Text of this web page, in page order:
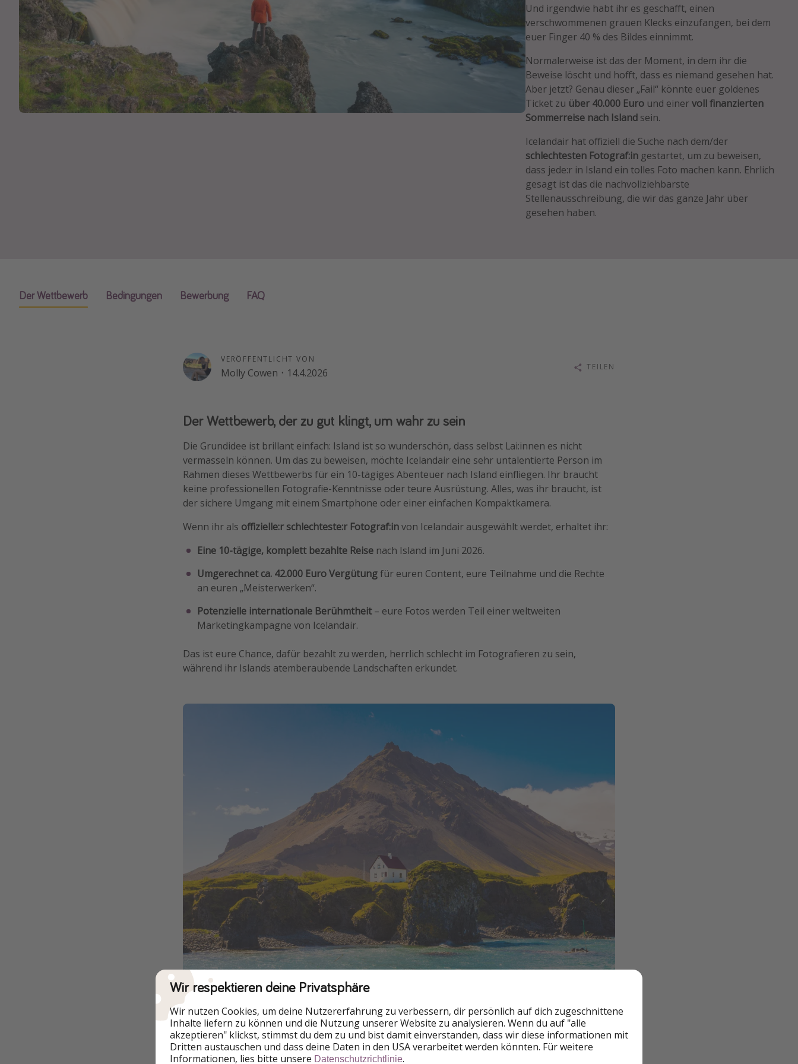
Und irgendwie habt ihr es geschafft, einen
verschwommenen grauen Klecks einzufangen, bei dem
euer Finger 40 % des Bildes einnimmt.
Normalerweise ist das der Moment, in dem ihr die
Beweise löscht und hofft, dass es niemand gesehen hat.
Aber jetzt? Genau dieser „Fail“ könnte euer goldenes
Ticket zu über 40.000 Euro und einervoll finanzierten
Sommerreise nach Island sein.
Icelandair hat offiziell die Suche nach dem/der
schlechtesten Fotograf:in gestartet, um zu beweisen,
dass jede:r in Island ein tolles Foto machen kann. Ehrlich
gesagt ist das die nachvollziehbarste
Stellenausschreibung, die wir das ganze Jahr über
gesehen haben.
Der Wettbewerb Bedingungen Bewerbung FAQ
VERÖFFENTLICHT VON
Molly Cowen · 14.4.2026 TEILEN
Der Wettbewerb, der zu gut klingt, um wahr zu sein
Die Grundidee ist brillant einfach: Island ist so wunderschön, dass selbst Lai:innen es nicht
vermasseln können. Um das zu beweisen, möchte Icelandair eine sehr untalentierte Person im
Rahmen dieses Wettbewerbs für ein 10-tägiges Abenteuer nach Island einfliegen. Ihr braucht
keine professionellen Fotografie-Kenntnisse oder teure Ausrüstung. Alles, was ihr braucht, ist
der sichere Umgang mit einem Smartphone oder einer einfachen Kompaktkamera.
Wenn ihr als offizielle:r schlechteste:r Fotograf:invon Icelandair ausgewählt werdet, erhaltet ihr:
Eine 10-tägige, komplett bezahlte Reise nach Island im Juni 2026.
Umgerechnet ca. 42.000 Euro Vergütungfür euren Content, eure Teilnahme und die Rechte
an euren „Meisterwerken“.
Potenzielle internationale Berühmtheit– eure Fotos werden Teil einer weltweiten
Marketingkampagne von Icelandair.
Das ist eure Chance, dafür bezahlt zu werden, herrlich schlecht im Fotografieren zu sein,
während ihr Islands atemberaubende Landschaften erkundet.
Wir respektieren deine Privatsphäre
Wir nutzen Cookies, um deine Nutzererfahrung zu verbessern, dir persönlich auf dich zugeschnittene
Inhalte liefern zu können und die Nutzung unserer Website zu analysieren. Wenn du auf "alle
akzeptieren" klickst, stimmst du dem zu und bist damit einverstanden, dass wir diese informationen mit
Dritten austauschen und dass deine Daten in den USA verarbeitet werden könnten. Für weitere
Informationen, lies bitte unsere Datenschutzrichtlinie.